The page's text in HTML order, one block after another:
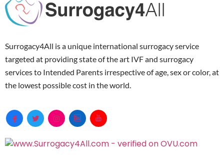
Surrogacy4All is a unique international surrogacy service
targeted at providing state of the art IVF and surrogacy
services to Intended Parents irrespective of age, sex or color, at
the lowest possible cost in the world.